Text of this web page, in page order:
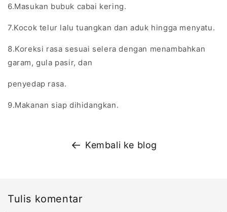
6.Masukan bubuk cabai kering.
7.Kocok telur lalu tuangkan dan aduk hingga menyatu.
8.Koreksi rasa sesuai selera dengan menambahkan
garam, gula pasir, dan
penyedap rasa.
9.Makanan siap dihidangkan.
Kembali ke blog
Tulis komentar